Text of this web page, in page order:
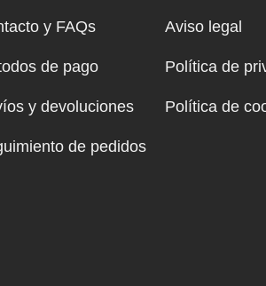
y FAQs
de pago
y devoluciones
de pedidos
Aviso legal
Política de
Política de